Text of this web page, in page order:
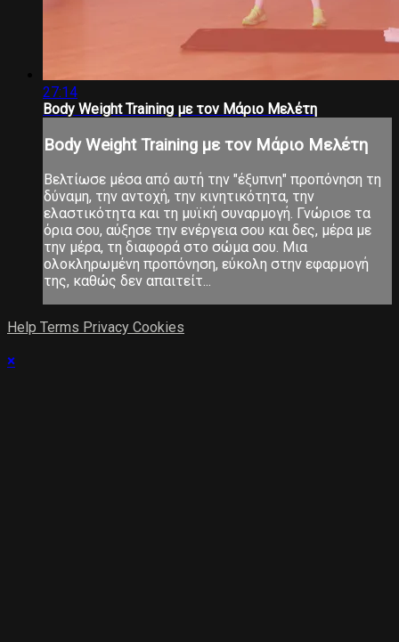
27:14
Body Weight Training με τον Μάριο Μελέτη
Body Weight Training με τον Μάριο Μελέτη
Βελτίωσε μέσα από αυτή την "έξυπνη" προπόνηση τη
δύναμη, την αντοχή, την κινητικότητα, την
ελαστικότητα και τη μυϊκή συναρμογή. Γνώρισε τα
όρια σου, αύξησε την ενέργεια σου και δες, μέρα με
την μέρα, τη διαφορά στο σώμα σου. Μια
ολοκληρωμένη προπόνηση, εύκολη στην εφαρμογή
της, καθώς δεν απαιτείτ...
Help Terms Privacy Cookies
×